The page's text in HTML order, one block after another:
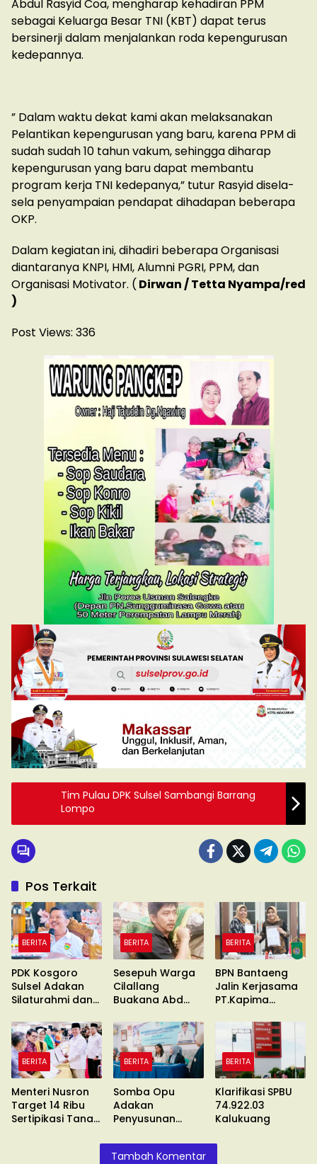
Abdul Rasyid Coa, mengharap kehadiran PPM
sebagai Keluarga Besar TNI (KBT) dapat terus
bersinerji dalam menjalankan roda kepengurusan
kedepannya.
” Dalam waktu dekat kami akan melaksanakan
Pelantikan kepengurusan yang baru, karena PPM di
sudah sudah 10 tahun vakum, sehingga diharap
kepengurusan yang baru dapat membantu
program kerja TNI kedepanya,” tutur Rasyid disela-
sela penyampaian pendapat dihadapan beberapa
OKP.
Dalam kegiatan ini, dihadiri beberapa Organisasi
diantaranya KNPI, HMI, Alumni PGRI, PPM, dan
Organisasi Motivator. ( Dirwan / Tetta Nyampa/red
)
Post Views: 336
Tim Pulau DPK Sulsel Sambangi Barrang
Lompo
Pos Terkait
BERITA
PDK Kosgoro
Sulsel Adakan
Silaturahmi dan
BERITA
Sesepuh Warga
Cilallang
Buakana Abd
Wafat
BERITA
BPN Bantaeng
Jalin Kerjasama
PT.Kapima
BERITA
Menteri Nusron
Target 14 Ribu
Sertipikasi Tanah
BERITA
Somba Opu
Adakan
Penyusunan
Pelayanan
BERITA
Klarifikasi SPBU
74.922.03
Kalukuang
Tambah Komentar